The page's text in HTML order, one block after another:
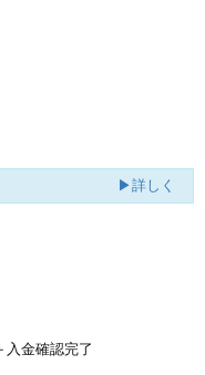
▶詳しく
入金確認完了